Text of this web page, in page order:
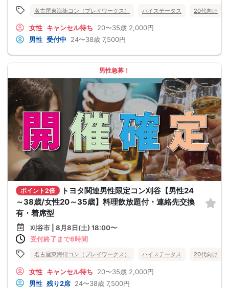
名古屋東海街コン（プレイワークス） ハイステータス 20代向け
女性 キャンセル待ち 20〜35歳 2,000円
男性 受付中 24〜38歳 7,500円
男性急募！
ポイント2倍
トヨタ関連男性限定コン刈谷【男性24
～38歳/女性20～35歳】料理飲放題付・連絡先交換
有・着席型
刈谷市 | 8月8日(土) 18:00〜
受付終了まで8時間
名古屋東海街コン（プレイワークス） ハイステータス 20代向け
女性 キャンセル待ち 20〜35歳 2,000円
男性 残り2席 24〜38歳 7,500円